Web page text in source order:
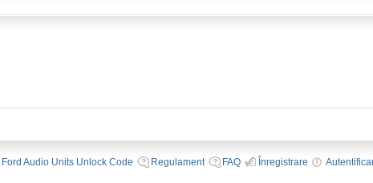
Ford Audio Units Unlock Code Regulament FAQ Înregistrare